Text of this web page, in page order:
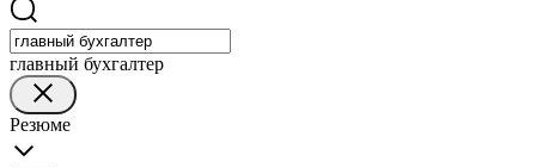
главный бухгалтер
Резюме